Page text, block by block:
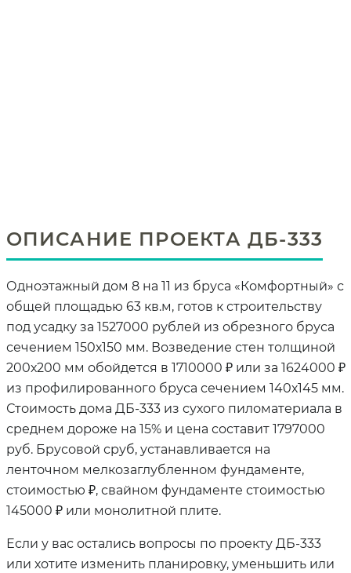
ОПИСАНИЕ ПРОЕКТА ДБ-333
Одноэтажный дом 8 на 11 из бруса «Комфортный» с
общей площадью 63 кв.м, готов к строительству
под усадку за 1527000 рублей из обрезного бруса
сечением 150х150 мм. Возведение стен толщиной
200х200 мм обойдется в 1710000 ₽ или за 1624000 ₽
из профилированного бруса сечением 140х145 мм.
Стоимость дома ДБ-333 из сухого пиломатериала в
среднем дороже на 15% и цена составит 1797000
руб. Брусовой сруб, устанавливается на
ленточном мелкозаглубленном фундаменте,
стоимостью ₽, свайном фундаменте стоимостью
145000 ₽ или монолитной плите.
Если у вас остались вопросы по проекту ДБ-333
или хотите изменить планировку, уменьшить или